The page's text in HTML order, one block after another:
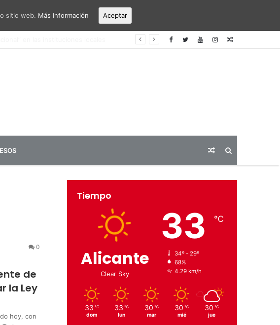
Articulo
Articulo
aleatorio
0
de
la Ley
hoy, con
Tiempo
Alicante
Clear Sky
33 ℃
34º - 29º
68%
4.29 km/h
33 ℃
dom
33 ℃
lun
30 ℃
mar
30 ℃
mié
30 ℃
jue
sitio web. Más Información Aceptar